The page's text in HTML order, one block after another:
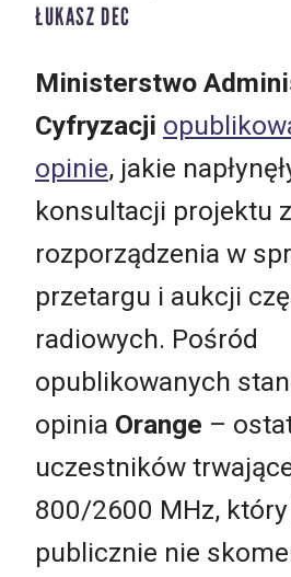
ŁUKASZ DEC
Ministerstwo
Cyfryzacji
opinie, jakie
konsultacji projektu
rozporządzenia w
przetargu i aukcji
radiowych. Pośród
opublikowanych
opinia Orange –
uczestników
800/2600 MHz,
publicznie nie